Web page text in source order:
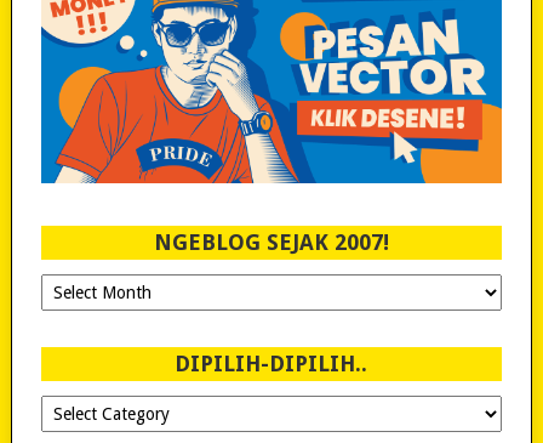
NGEBLOG SEJAK 2007!
Ngeblog
Sejak
DIPILIH-DIPILIH..
Dipilih-
dipilih..